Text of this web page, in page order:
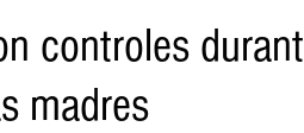
RAP CARIBE
controles
madres